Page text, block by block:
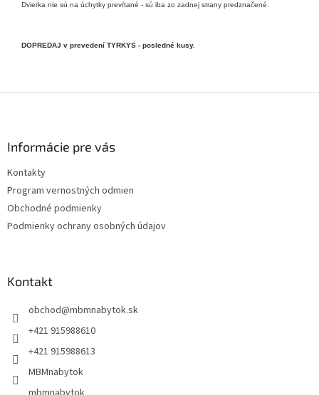
Dvierka nie sú na úchytky prevŕtané - sú iba zo zadnej strany predznačené.
DOPREDAJ v prevedení TYRKYS - posledné kusy.
Informácie pre vás
Kontakty
Program vernostných odmien
Obchodné podmienky
Podmienky ochrany osobných údajov
Kontakt
obchod@mbmnabytok.sk
+421 915988610
+421 915988613
MBMnabytok